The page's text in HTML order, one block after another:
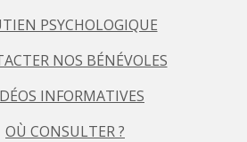
PSYCHOLOGIQUE
NOS BÉNÉVOLES
INFORMATIVES
OÙ CONSULTER ?